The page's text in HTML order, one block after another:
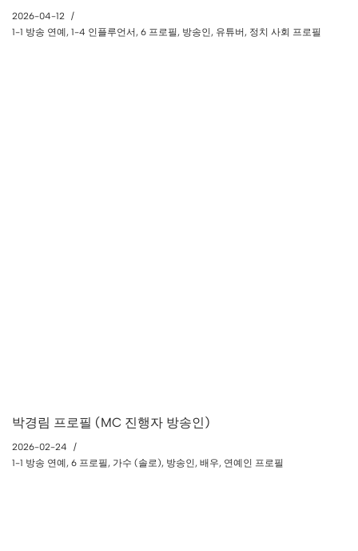
2026-04-12
1-1 방송 연예, 1-4 인플루언서, 6 프로필, 방송인, 유튜버, 정치 사회 프로필
박경림 프로필 (MC 진행자 방송인)
2026-02-24
1-1 방송 연예, 6 프로필, 가수 (솔로), 방송인, 배우, 연예인 프로필